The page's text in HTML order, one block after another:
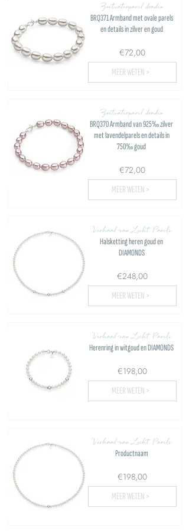
Zoetwaterparel draden
BRQ371 Armband met ovale parels
en details in zilver en goud
€72,00
MEER WETEN >
Zoetwaterparel draden
BRQ370 Armband van 925‰ zilver
met lavendelparels en details in
750‰ goud
€72,00
MEER WETEN >
Verhaal van Licht Parels
Halsketting heren goud en
DIAMONDS
€248,00
MEER WETEN >
Verhaal van Licht Parels
Herenring in witgoud en DIAMONDS
€198,00
MEER WETEN >
Verhaal van Licht Parels
Productnaam
€198,00
MEER WETEN >